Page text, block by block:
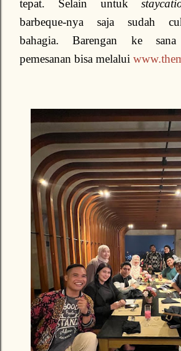
tepat. Selain untuk
barbeque-nya saja sudah
bahagia. Barengan ke
pemesanan bisa melalui